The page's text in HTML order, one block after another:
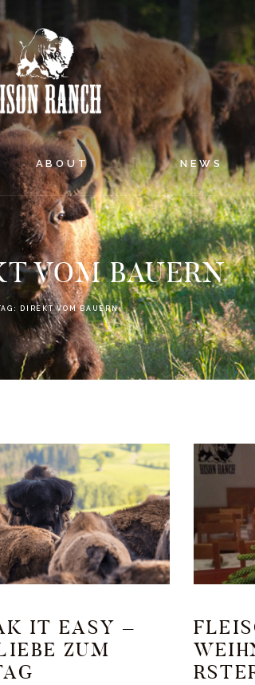
ABOUT NEWS
VOM BAUERN
DIREKT VOM BAUERN
IT EASY –
ZUM